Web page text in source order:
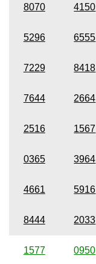
8070 4150
5296 6555
7229 8418
7644 2664
2516 1567
0365 3964
4661 5916
8444 2033
1577 0950